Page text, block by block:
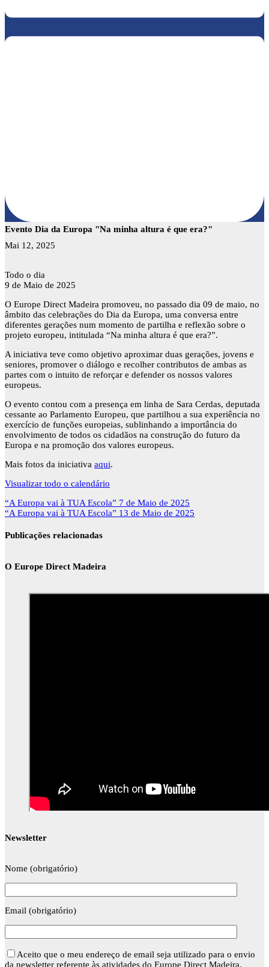
Evento Dia da Europa "Na minha altura é que era?"
Mai 12, 2025
Evento
Dia
Europa
"Na
minha
altura
que
era?"
Todo o dia
9 de Maio de 2025
O Europe Direct Madeira promoveu, no passado dia 09 de maio, no
âmbito das celebrações do Dia da Europa, uma conversa entre
diferentes gerações num momento de partilha e reflexão sobre o
projeto europeu, intitulada “Na minha altura é que era?”.
A iniciativa teve como objetivo aproximar duas gerações, jovens e
seniores, promover o diálogo e recolher contributos de ambas as
partes com o intuito de reforçar e defender os nossos valores
europeus.
O evento contou com a presença em linha de Sara Cerdas, deputada
cessante ao Parlamento Europeu, que partilhou a sua experiência no
exercício de funções europeias, sublinhando a importância do
envolvimento de todos os cidadãos na construção do futuro da
Europa e na promoção dos valores europeus.
Mais fotos da iniciativa aqui.
Visualizar todo o calendário
Navegação
de
“A Europa vai à TUA Escola” 7 de Maio de 2025
“A Europa vai à TUA Escola” 13 de Maio de 2025
Publicações relacionadas
O Europe Direct Madeira
Newsletter
Nome (obrigatório)
Email (obrigatório)
Aceito que o meu endereço de email seja utilizado para o envio
da newsletter referente às atividades do Europe Direct Madeira.